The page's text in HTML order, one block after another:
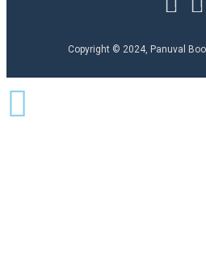
Copyright © 2024, Panuval